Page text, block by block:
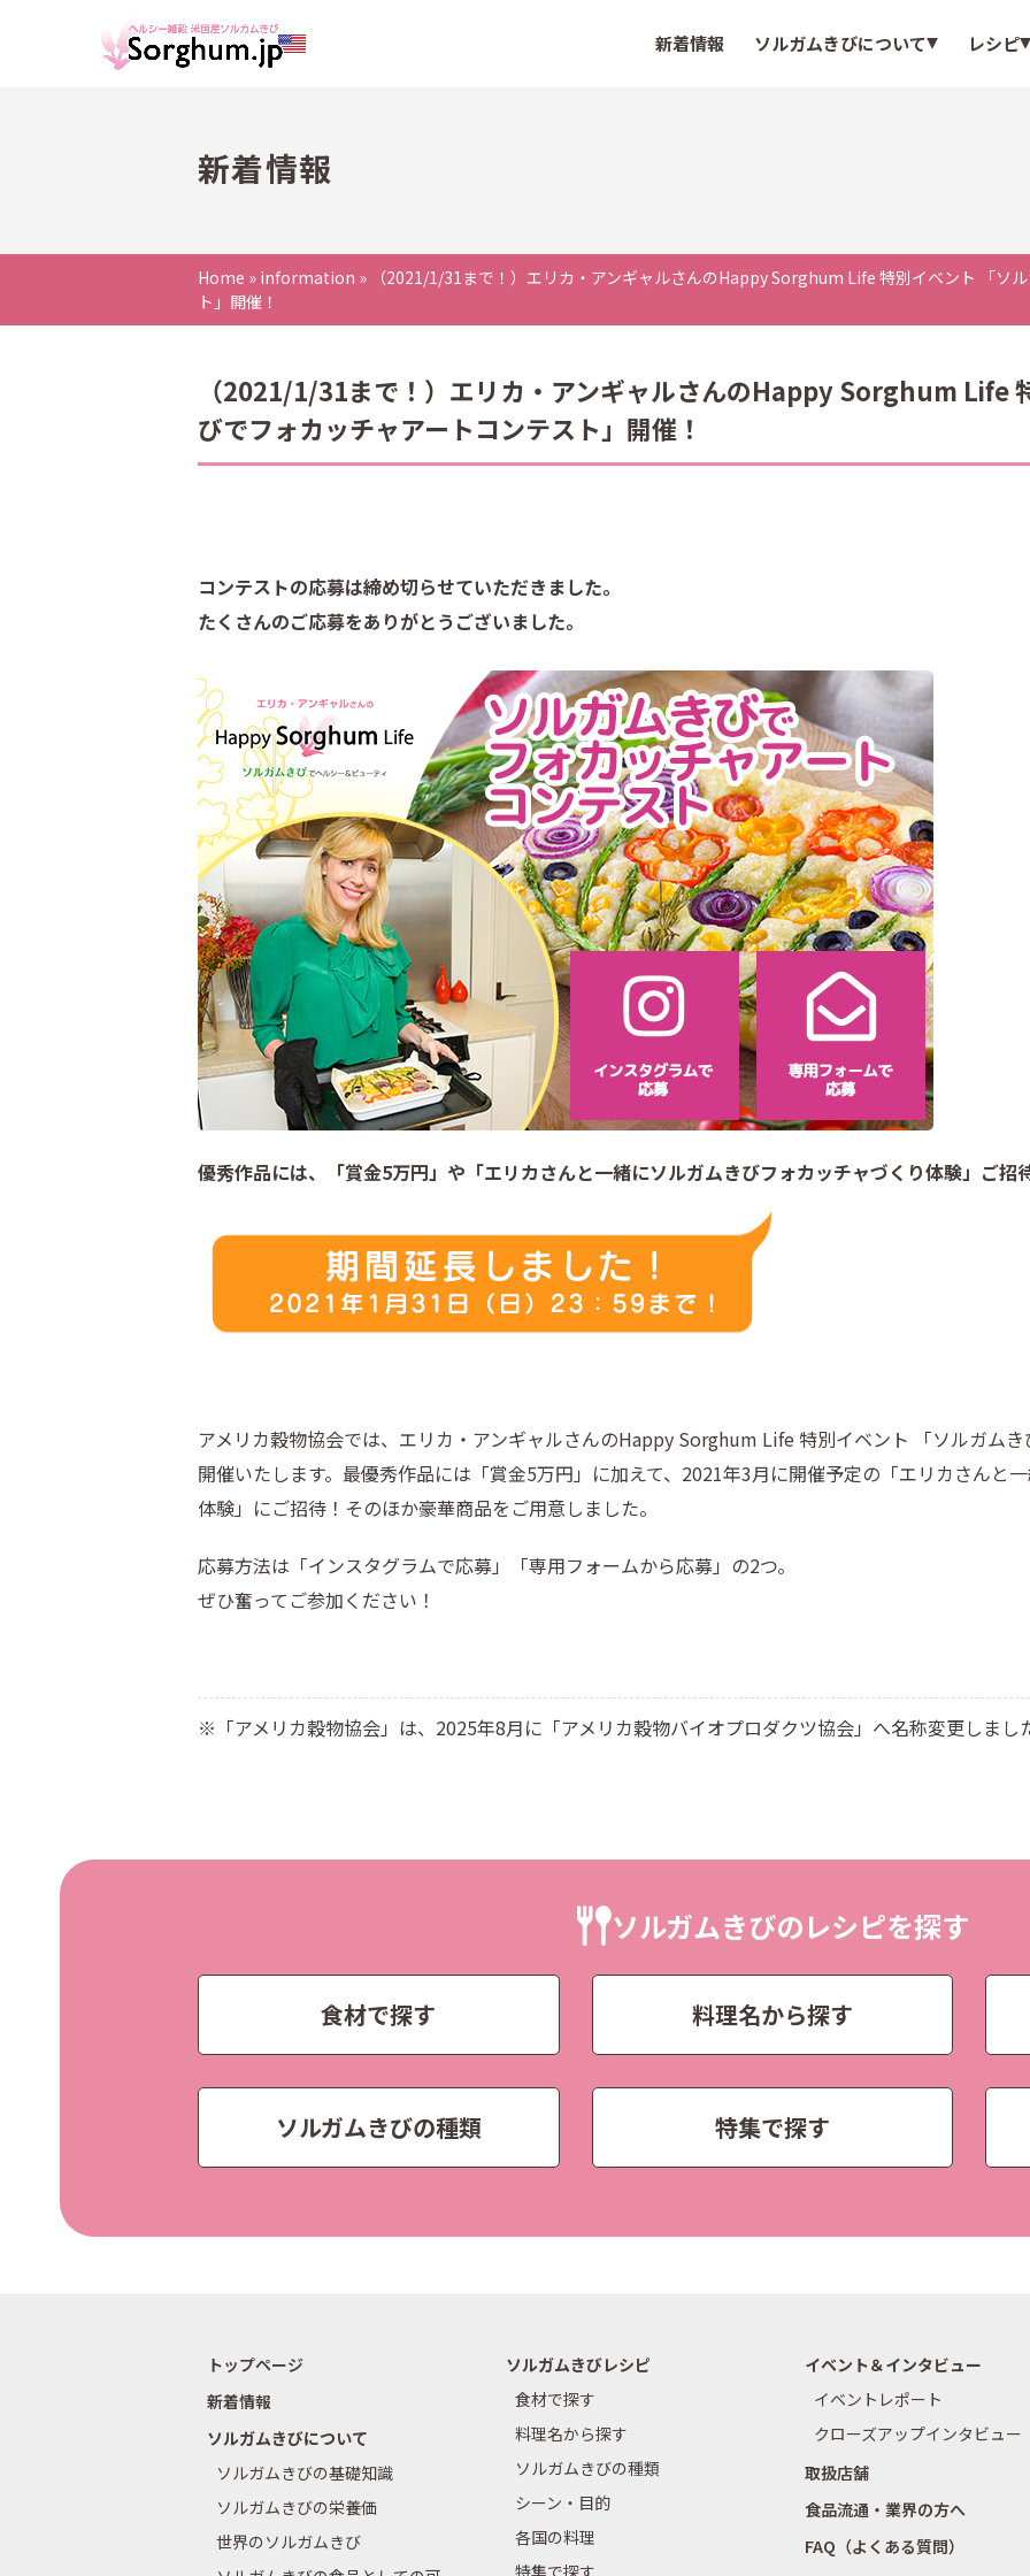
新着情報 ソルガムきびについて レシピ
新着情報
Home » information »
（2021/1/31まで！）エリカ・アンギャルさんのHappy Sorghum Life 特別イベント 「ソ
ト」開催！
（2021/1/31まで！）エリカ・アンギャルさんのHappy Sorghum Life
びでフォカッチャアートコンテスト」開催！
コンテストの応募は締め切らせていただきました。
たくさんのご応募をありがとうございました。
優秀作品には、「賞金5万円」や「エリカさんと一緒にソルガムきびフォカッチャづくり体験」ご招待
アメリカ穀物協会では、エリカ・アンギャルさんのHappy Sorghum Life 特別イベント 「ソルガムき
開催いたします。最優秀作品には「賞金5万円」に加えて、2021年3月に開催予定の「エリカさんと
体験」にご招待！そのほか豪華商品をご用意しました。
応募方法は「インスタグラムで応募」「専用フォームから応募」の2つ。
ぜひ奮ってご参加ください！
※「アメリカ穀物協会」は、2025年8月に「アメリカ穀物バイオプロダクツ協会」へ名称変更しまし
ソルガムきびのレシピを探す
食材で探す 料理名から探す
ソルガムきびの種類 特集で探す
トップページ
新着情報
ソルガムきびについて
ソルガムきびの基礎知識
ソルガムきびの栄養価
世界のソルガムきび
ソルガムきびレシピ
食材で探す
料理名から探す
ソルガムきびの種類
シーン・目的
各国の料理
特集で探す
イベント＆インタビュー
イベントレポート
クローズアップインタビュー
取扱店舗
食品流通・業界の方へ
FAQ（よくある質問）